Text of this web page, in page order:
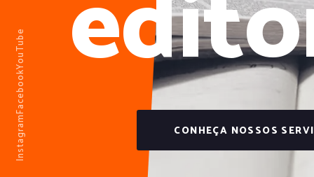
Instagram
Facebook
YouTube
CONHEÇA NOSSOS